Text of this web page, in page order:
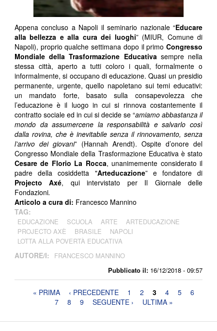
Pubblicato il: 16/12/2018 - 09:57
Appena concluso a Napoli il seminario nazionale “Educare
alla bellezza e alla cura dei luoghi” (MIUR, Comune di
Napoli), proprio qualche settimana dopo il primo Congresso
Mondiale della Trasformazione Educativasempre nella
stessa città, aperto a tutti coloro i quali, formalmente o
informalmente, si occupano di educazione. Quasi un presidio
permanente, urgente, quello napoletano sui temi educativi:
un mandato forte, basato sulla consapevolezza che
l’educazione è il luogo in cui si rinnova costantemente il
contratto sociale ed in cui si decide se “amiamo abbastanza il
mondo da assumercene la responsabilità e salvarlo così
dalla rovina, che è inevitabile senza il rinnovamento, senza
l’arrivo dei giovani” (Hannah Arendt). Ospite d’onore del
Congresso Mondiale della Trasformazione Educativa è stato
Cesare de Florio La Rocca, unanimemente considerato il
padre della cosiddetta "Arteducazione” e fondatore di
Projecto Axé, qui intervistato per Il Giornale delle
Fondazioni.
Articolo a cura di: Francesco Mannino
TAG:
EDUCAZIONE SCUOLA ARTE
ARTEDUCAZIONE
PROJECTO AXÈ
BRASILE
NAPOLI
LOTTA ALLA POVERTÀ EDUCATIVA
AUTORE/I: FRANCESCO MANNINO
Pagine« PRIMA ‹ PRECEDENTE 1 2 3 4 5
6
7
8 9 SEGUENTE › ULTIMA »